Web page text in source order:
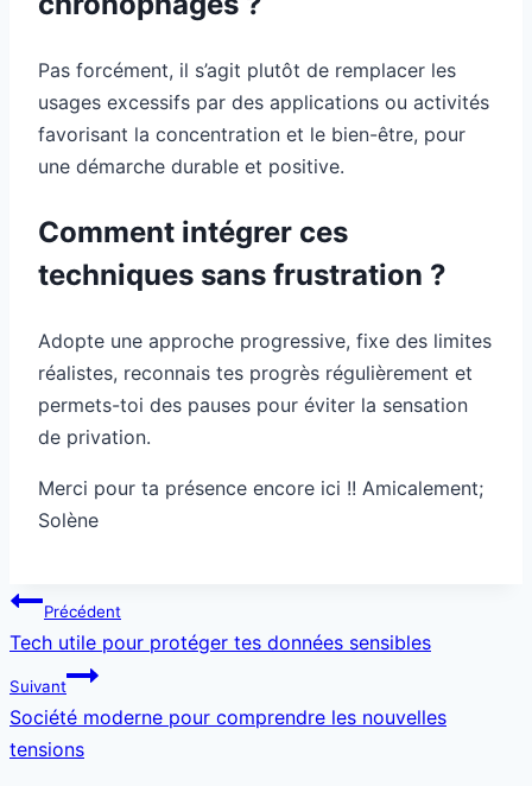
Pas forcément, il s’agit plutôt de remplacer les
usages excessifs par des applications ou activités
favorisant la concentration et le bien-être, pour
une démarche durable et positive.
Comment intégrer ces
techniques sans frustration ?
Adopte une approche progressive, fixe des limites
réalistes, reconnais tes progrès régulièrement et
permets-toi des pauses pour éviter la sensation
de privation.
Merci pour ta présence encore ici !! Amicalement;
Solène
Navigation
de
l’article
Précédent
Tech utile pour protéger tes données sensibles
Suivant
Société moderne pour comprendre les nouvelles
tensions